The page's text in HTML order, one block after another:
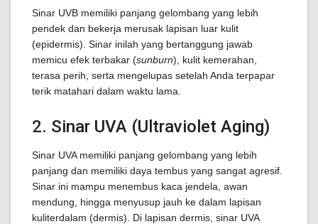
Sinar UVB memiliki panjang gelombang yang lebih
pendek dan bekerja merusak lapisan luar kulit
(epidermis). Sinar inilah yang bertanggung jawab
memicu efek terbakar (sunburn), kulit kemerahan,
terasa perih, serta mengelupas setelah Anda terpapar
terik matahari dalam waktu lama.
2. Sinar UVA (Ultraviolet Aging)
Sinar UVA memiliki panjang gelombang yang lebih
panjang dan memiliki daya tembus yang sangat agresif.
Sinar ini mampu menembus kaca jendela, awan
mendung, hingga menyusup jauh ke dalam lapisan
kuliterdalam (dermis). Di lapisan dermis, sinar UVA